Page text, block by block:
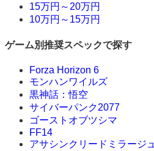
15万円～20万円
10万円～15万円
ゲーム別推奨スペックで探す
Forza Horizon 6
モンハンワイルズ
黒神話：悟空
サイバーパンク2077
ゴーストオブツシマ
FF14
アサシンクリードミラージュ